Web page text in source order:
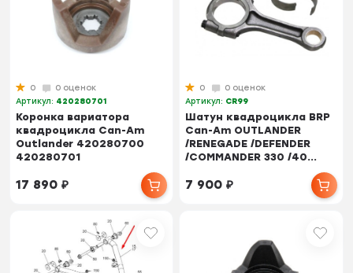
0
0 оценок
Артикул: 420280701
Коронка вариатора
квадроцикла Can-Am
Outlander 420280700
420280701
17 890₽
0
0 оценок
Артикул: CR99
Шатун квадроцикла BRP
Can-Am OUTLANDER
/RENEGADE /DEFENDER
/COMMANDER 330 /40...
7 900₽